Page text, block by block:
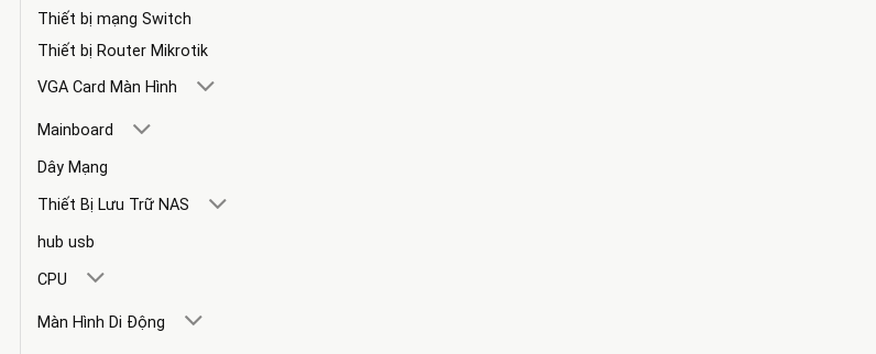
Thiết bị mạng Switch
Thiết bị Router Mikrotik
VGA Card Màn Hình
Mainboard
Dây Mạng
Thiết Bị Lưu Trữ NAS
hub usb
CPU
Màn Hình Di Động